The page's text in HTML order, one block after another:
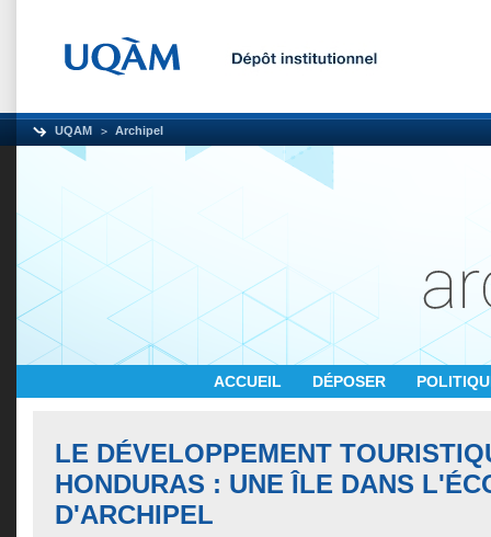
UQAM Archipel
ACCUEIL DÉPOSER
LE DÉVELOPPEMENT
HONDURAS : UNE ÎLE DANS
D'ARCHIPEL